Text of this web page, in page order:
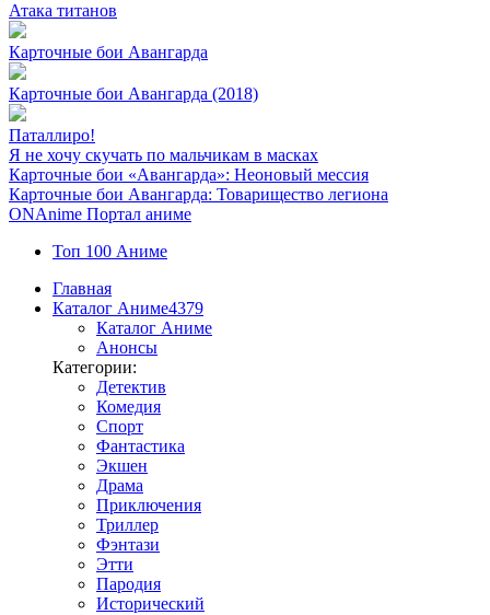
Атака титанов
Карточные бои Авангарда
Карточные бои Авангарда (2018)
Паталлиро!
Я не хочу скучать по мальчикам в масках
Карточные бои «Авангарда»: Неоновый мессия
Карточные бои Авангарда: Товарищество легиона
ONAnime Портал аниме
Топ 100 Аниме
Главная
Каталог Аниме4379
Каталог Аниме
Анонсы
Категории:
Детектив
Комедия
Спорт
Фантастика
Экшен
Драма
Приключения
Триллер
Фэнтази
Этти
Пародия
Исторический